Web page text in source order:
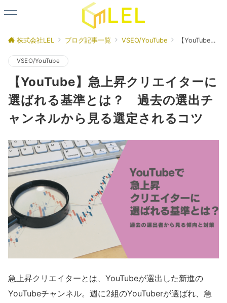
株式会社LEL ブログ記事一覧 VSEO/YouTube 【YouTube】急上昇クリエイターに選ばれる基準とは？ 過去の選出チャンネルから見る選定されるコツ
VSEO/YouTube
【YouTube】急上昇クリエイターに
選ばれる基準とは？ 過去の選出チ
ャンネルから見る選定されるコツ
急上昇クリエイターとは、YouTubeが選出した新進の
YouTubeチャンネル。週に2組のYouTuberが選ばれ、急